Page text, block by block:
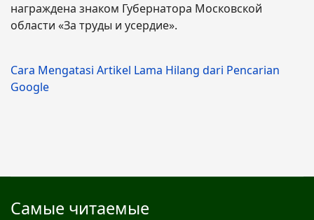
награждена знаком Губернатора Московской
области «За труды и усердие».
Cara Mengatasi Artikel Lama Hilang dari Pencarian
Google
Самые читаемые